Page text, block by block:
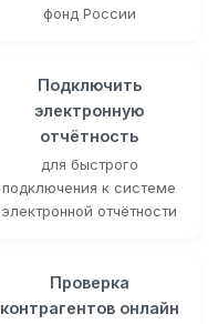
фонд России
Подключить
электронную
отчётность
для быстрого
подключения к системе
электронной отчётности
Проверка
контрагентов онлайн